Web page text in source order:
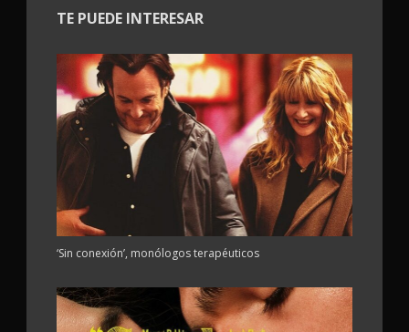
TE PUEDE INTERESAR
‘Sin conexión’, monólogos terapéuticos